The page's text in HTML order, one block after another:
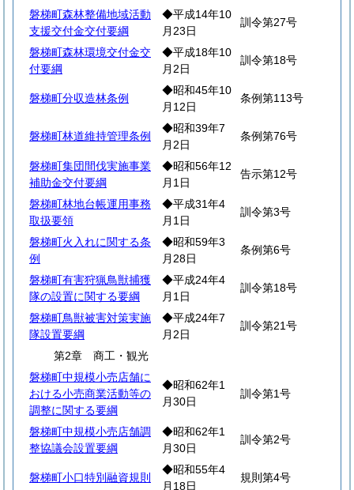
磐梯町森林整備地域活動
支援交付金交付要綱
◆平成14年10
月23日
訓令第27号
磐梯町森林環境交付金交
付要綱
◆平成18年10
月2日
訓令第18号
磐梯町分収造林条例
◆昭和45年10
月12日
条例第113号
磐梯町林道維持管理条例
◆昭和39年7
月2日
条例第76号
磐梯町集団間伐実施事業
補助金交付要綱
◆昭和56年12
月1日
告示第12号
磐梯町林地台帳運用事務
取扱要領
◆平成31年4
月1日
訓令第3号
磐梯町火入れに関する条
例
◆昭和59年3
月28日
条例第6号
磐梯町有害狩猟鳥獣捕獲
隊の設置に関する要綱
◆平成24年4
月1日
訓令第18号
磐梯町鳥獣被害対策実施
隊設置要綱
◆平成24年7
月2日
訓令第21号
第2章 商工・観光
磐梯町中規模小売店舗に
おける小売商業活動等の
調整に関する要綱
◆昭和62年1
月30日
訓令第1号
磐梯町中規模小売店舗調
整協議会設置要綱
◆昭和62年1
月30日
訓令第2号
磐梯町小口特別融資規則
◆昭和55年4
月18日
規則第4号